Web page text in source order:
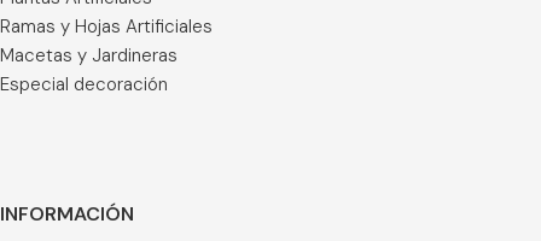
Ramas y Hojas Artificiales
Macetas y Jardineras
Especial decoración
INFORMACIÓN